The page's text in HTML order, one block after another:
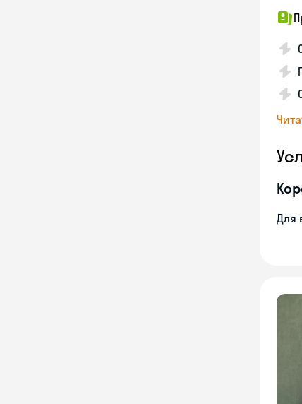
Для